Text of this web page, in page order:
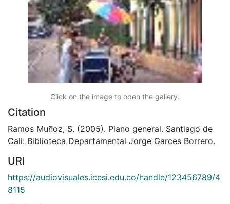
Click on the image to open the gallery.
Citation
Ramos Muñoz, S. (2005). Plano general. Santiago de
Cali: Biblioteca Departamental Jorge Garces Borrero.
URI
https://audiovisuales.icesi.edu.co/handle/123456789/4
8115